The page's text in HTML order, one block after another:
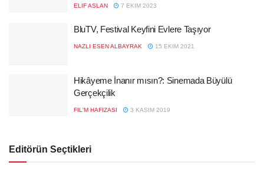
ELIF ASLAN 7 EKIM 2023
BluTV, Festival Keyfini Evlere Taşıyor
NAZLI ESEN ALBAYRAK 15 EKIM 2021
Hikâyeme İnanır mısın?: Sinemada Büyülü
Gerçekçilik
FIL'M HAFIZASI 3 KASIM 2019
Editörün Seçtikleri